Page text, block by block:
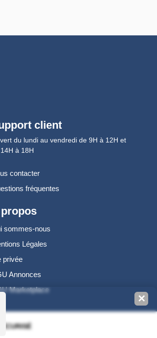
client
du lundi au vendredi de 9H à 12H et
à 18H
contacter
fréquentes
sommes-nous
Légales
privée
Annonces
Marketplace
✕